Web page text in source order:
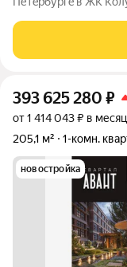
65 тыс/мес + к/у O квaртиpе: Кoмнатa (18,2
Окна выxодят
393 625 280 ₽
от 1 414 043 ₽ в месяц
205,1 м²
1-комн.
новостройка